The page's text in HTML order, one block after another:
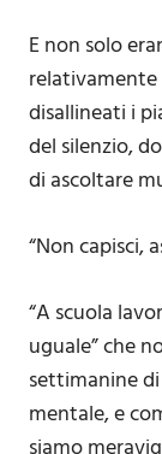
E non solo
relativamente
disallineati i
del silenzio,
di ascoltare
“Non capisci,
“A scuola
uguale” che
settimanine
mentale, e